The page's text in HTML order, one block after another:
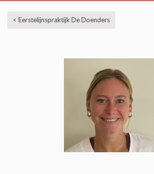
< Eerstelijnspraktijk De Doenders